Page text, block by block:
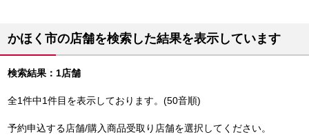
かほく市の店舗を検索した結果を表示しています
検索結果：1店舗
全1件中1件目を表示しております。(50音順)
予約申込する店舗/購入商品受取り店舗を選択してください。